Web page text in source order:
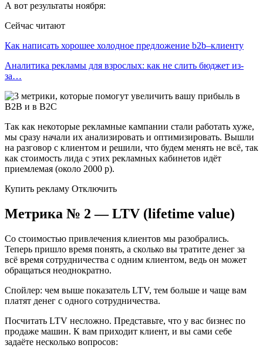
А вот результаты ноября:
Сейчас читают
Как написать хорошее холодное предложение b2b–клиенту
Аналитика рекламы для взрослых: как не слить бюджет из-
за…
Так как некоторые рекламные кампании стали работать хуже,
мы сразу начали их анализировать и оптимизировать. Вышли
на разговор с клиентом и решили, что будем менять не всё, так
как стоимость лида с этих рекламных кабинетов идёт
приемлемая (около 2000 р).
Купить рекламу Отключить
Метрика № 2 — LTV (lifetime value)
Со стоимостью привлечения клиентов мы разобрались.
Теперь пришло время понять, а сколько вы тратите денег за
всё время сотрудничества с одним клиентом, ведь он может
обращаться неоднократно.
Спойлер: чем выше показатель LTV, тем больше и чаще вам
платят денег с одного сотрудничества.
Посчитать LTV несложно. Представьте, что у вас бизнес по
продаже машин. К вам приходит клиент, и вы сами себе
задаёте несколько вопросов: